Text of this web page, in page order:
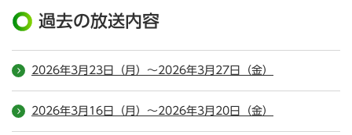
過去の放送内容
2026年3月23日（月）～2026年3月27日（金）
2026年3月16日（月）～2026年3月20日（金）